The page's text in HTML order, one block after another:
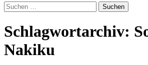
Suchen
nach:
Schlagwortarchiv:
Nakiku